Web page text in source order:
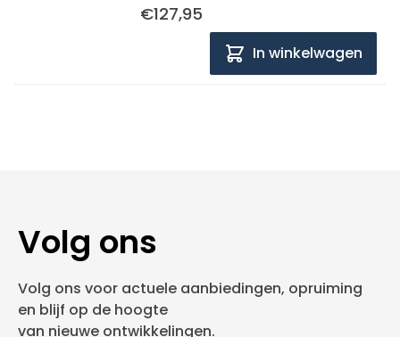
€127,95
In winkelwagen
Volg ons
Volg ons voor actuele aanbiedingen, opruiming
en blijf op de hoogte
van nieuwe ontwikkelingen.